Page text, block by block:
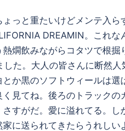
ょっと重たいけどメンテ入
DREAMIN。これ
熱燗飲みながらコタツで根
した。大人の皆さんに断然
とか黒のソフトウィールは
く見てね。後ろのトラック
すがだ。愛に溢れてる。
に送られてきたらうれし